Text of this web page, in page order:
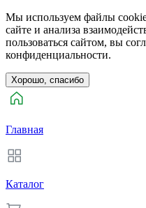
Мы используем файлы
сайте и анализа
пользоваться сайтом, вы
конфиденциальности.
Хорошо, спасибо
Главная
Каталог